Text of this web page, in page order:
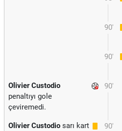
90'
90'
90'
Olivier Custodio
penaltıyı gole
çeviremedi.
90'
Olivier Custodio sarı kart